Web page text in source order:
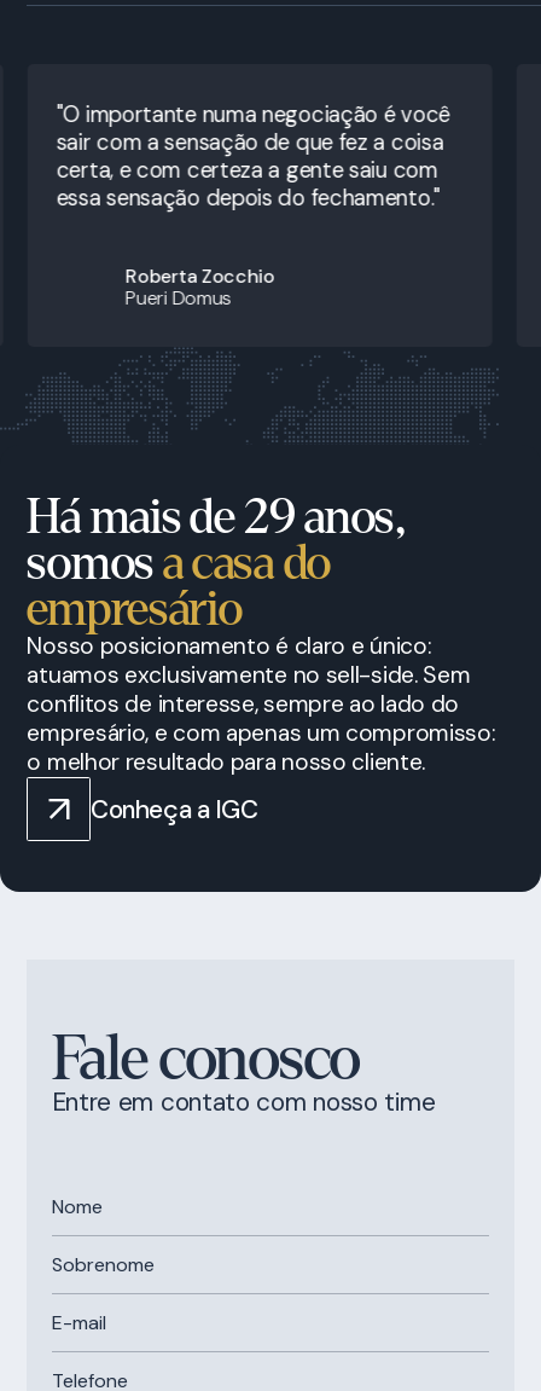
"O importante numa negociação é você
sair com a sensação de que fez a coisa
certa, e com certeza a gente saiu com
essa sensação depois do fechamento."
Roberta Zocchio
Pueri Domus
Há mais de 29 anos,
somosa casa do
empresário
Nosso posicionamento é claro e único:
atuamos exclusivamente no sell-side. Sem
conflitos de interesse, sempre ao lado do
empresário, e com apenas um compromisso:
o melhor resultado para nosso cliente.
Conheça a IGC
Fale conosco
Entre em contato com nosso time